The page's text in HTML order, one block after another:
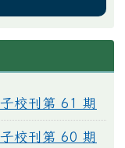
校刊第 61 期
校刊第 60 期